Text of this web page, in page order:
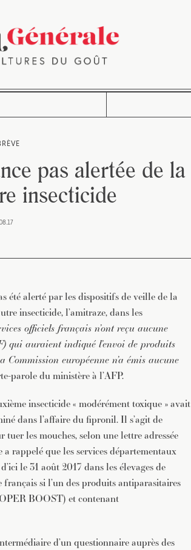
pas alertée de la
insecticide
été alerté par les dispositifs de veille de la
insecticide, l’amitraze, dans les
officiels français n’ont reçu aucune
qui auraient indiqué l’envoi de produits
européenne n’a émis aucune
parole du ministère à l’AFP.
insecticide « modérément toxique » avait
dans l’affaire du fipronil. Il s’agit de
les mouches, selon une lettre adressée
rappelé que les services départementaux
le 31 août 2017 dans les élevages de
si l’un des produits antiparasitaires
BOOST) et contenant
d’un questionnaire auprès des